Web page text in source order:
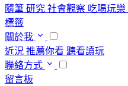
隨筆 研究 社會觀察 吃喝玩樂
標籤
關於我
近況 推薦你看 聽看讀玩
聯絡方式
留言板